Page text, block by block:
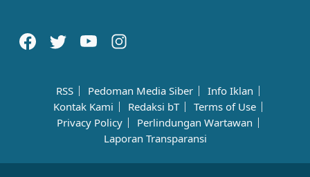
RSS Pedoman Media Siber
Info Iklan
Kontak Kami
Redaksi bT
Terms of Use
Privacy Policy
Perlindungan Wartawan
Laporan Transparansi